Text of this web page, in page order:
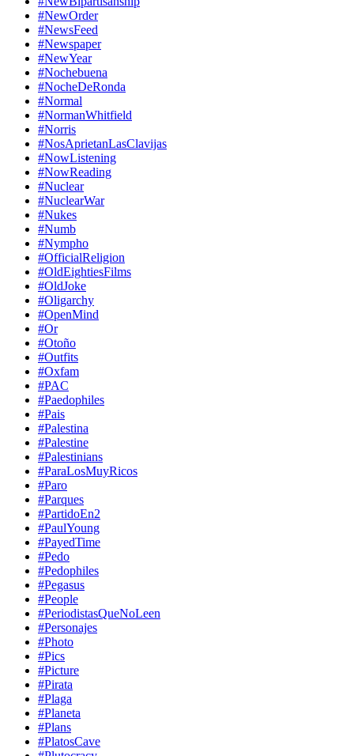
#NewOrder
#NewsFeed
#Newspaper
#NewYear
#Nochebuena
#NocheDeRonda
#Normal
#NormanWhitfield
#Norris
#NosAprietanLasClavijas
#NowListening
#NowReading
#Nuclear
#NuclearWar
#Nukes
#Numb
#Nympho
#OfficialReligion
#OldEightiesFilms
#OldJoke
#Oligarchy
#OpenMind
#Or
#Otoño
#Outfits
#Oxfam
#PAC
#Paedophiles
#Pais
#Palestina
#Palestine
#Palestinians
#ParaLosMuyRicos
#Paro
#Parques
#PartidoEn2
#PaulYoung
#PayedTime
#Pedo
#Pedophiles
#Pegasus
#People
#PeriodistasQueNoLeen
#Personajes
#Photo
#Pics
#Picture
#Pirata
#Plaga
#Planeta
#Plans
#PlatosCave